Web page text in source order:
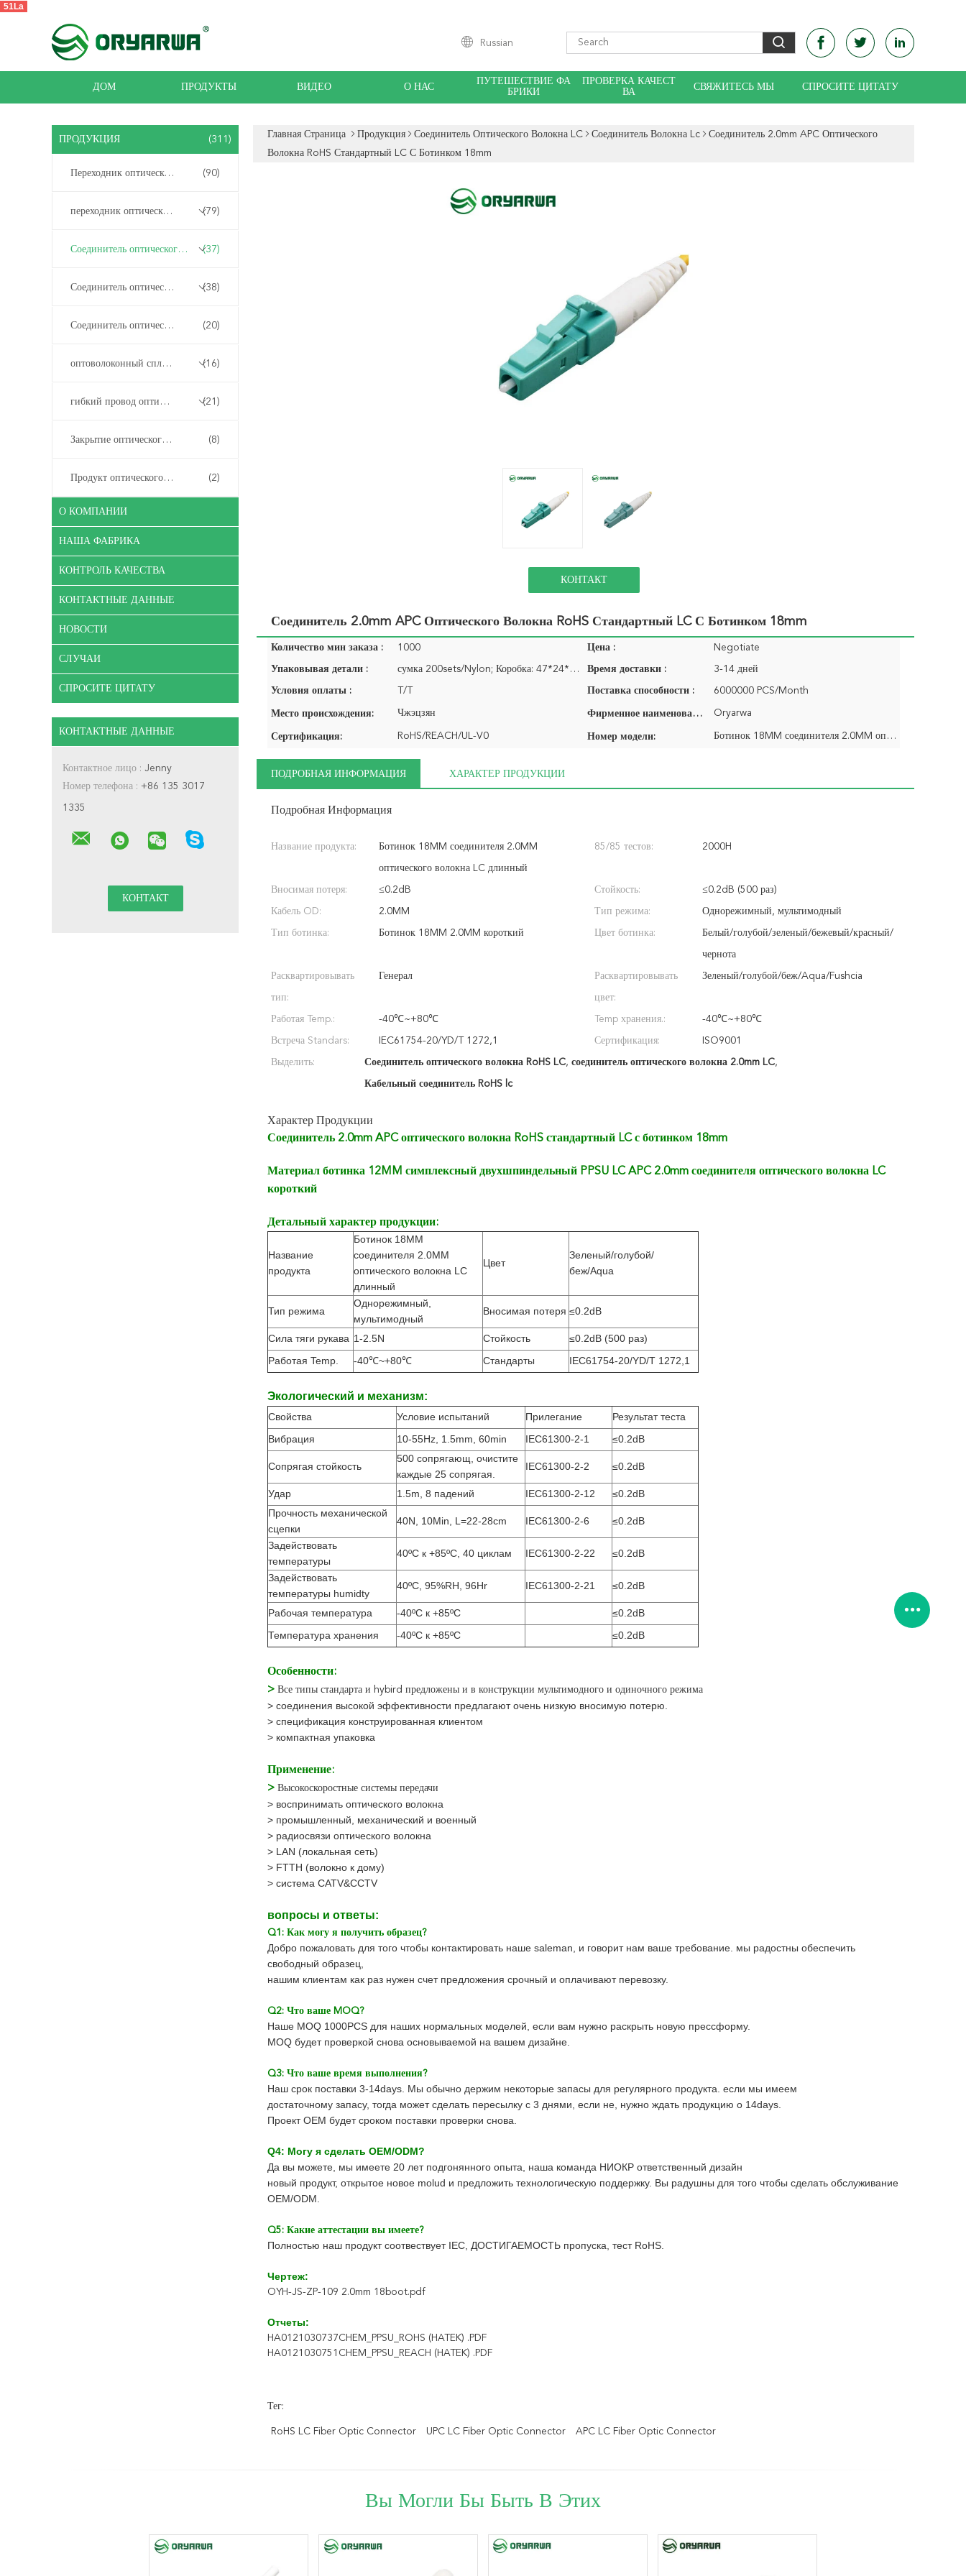
51La
Russian
ДОМ ПРОДУКТЫ ВИДЕО О НАС
ПУТЕШЕСТВИЕ ФА
БРИКИ
ПРОВЕРКА КАЧЕСТ
ВА
СВЯЖИТЕСЬ МЫ СПРОСИТЕ ЦИТАТУ
ПРОДУКЦИЯ (311)
Переходник оптического волокна ЛК (90)
переходник оптического волокна (79)
Соединитель оптического волокна LC (37)
Соединитель оптического волокна (38)
Соединитель оптического волокна быстрый (20)
оптоволоконный сплиттер (16)
гибкий провод оптического волокна (21)
Закрытие оптического волокна (8)
Продукт оптического волокна подгонял (2)
О КОМПАНИИ
НАША ФАБРИКА
КОНТРОЛЬ КАЧЕСТВА
КОНТАКТНЫЕ ДАННЫЕ
НОВОСТИ
СЛУЧАИ
СПРОСИТЕ ЦИТАТУ
КОНТАКТНЫЕ ДАННЫЕ
Контактное лицо : Jenny
Номер телефона : +86 135 3017
1335
Главная Страница Продукция Соединитель Оптического Волокна LC Соединитель Волокна Lc
Соединитель 2.0mm APC Оптического
Волокна RoHS Стандартный LC С Ботинком 18mm
КОНТАКТ
Соединитель 2.0mm APC Оптического Волокна RoHS Стандартный LC С Ботинком 18mm
Количество мин заказа : 1000 Цена : Negotiate
Упаковывая детали : сумка 200sets/Nylon; Коробка: 47*24*34CM Время доставки : 3-14 дней
Условия оплаты : T/T Поставка способности : 6000000 PCS/Month
Место происхождения: Чжэцзян Фирменное наименование: Oryarwa
Сертификация: RoHS/REACH/UL-V0 Номер модели: Ботинок 18MM соединителя 2.0MM оптического волокна LC длинный
ПОДРОБНАЯ ИНФОРМАЦИЯ ХАРАКТЕР ПРОДУКЦИИ
Подробная Информация
Название продукта: Ботинок 18MM соединителя 2.0MM
оптического волокна LC длинный
85/85 тестов: 2000H
Вносимая потеря: ≤0.2dB Стойкость: ≤0.2dB (500 раз)
Кабель OD: 2.0MM Тип режима: Однорежимный, мультимодный
Тип ботинка: Ботинок 18MM 2.0MM короткий Цвет ботинка: Белый/голубой/зеленый/бежевый/красный/
чернота
Расквартировывать
тип:
Генерал Расквартировывать
цвет:
Зеленый/голубой/беж/Aqua/Fushcia
Работая Temp.: -40℃~+80℃ Temp хранения.: -40℃~+80℃
Встреча Standars: IEC61754-20/YD/T 1272,1 Сертификация: ISO9001
Выделить: Соединитель оптического волокна RoHS LC, соединитель оптического волокна 2.0mm LC,
Кабельный соединитель RoHS lc
Характер Продукции
Соединитель 2.0mm APC оптического волокна RoHS стандартный LC с ботинком 18mm
Материал ботинка 12MM симплексный двухшпиндельный PPSU LC APC 2.0mm соединителя оптического волокна LC
короткий
Детальный характер продукции:
Название
продукта
Ботинок 18MM
соединителя 2.0MM
оптического волокна LC
длинный
Цвет
Зеленый/голубой/
беж/Aqua
Тип режима
Однорежимный,
мультимодный
Вносимая потеря ≤0.2dB
Сила тяги рукава 1-2.5N Стойкость
≤0.2dB (500 раз)
Работая Temp.
-40℃~+80℃ Стандарты IEC61754-20/YD/T 1272,1
Экологический и механизм:
Свойства Условие испытаний Прилегание
Результат теста
Вибрация
10-55Hz, 1.5mm, 60min IEC61300-2-1 ≤0.2dB
Сопрягая стойкость
500 сопрягающ, очистите
каждые 25 сопрягая.
IEC61300-2-2 ≤0.2dB
Удар 1.5m, 8 падений IEC61300-2-12
≤0.2dB
Прочность механической
сцепки
40N, 10Min, L=22-28cm IEC61300-2-6 ≤0.2dB
Задействовать
температуры
40ºC к +85ºC, 40 циклам IEC61300-2-22 ≤0.2dB
Задействовать
температуры humidty
40ºC, 95%RH, 96Hr IEC61300-2-21 ≤0.2dB
Рабочая температура -40ºC к +85ºC
≤0.2dB
Температура хранения
-40ºC к +85ºC ≤0.2dB
Особенности:
> Все типы стандарта и hybird предложены и в конструкции мультимодного и одиночного режима
> соединения высокой эффективности предлагают очень низкую вносимую потерю.
> спецификация конструированная клиентом
> компактная упаковка
Применение:
> Высокоскоростные системы передачи
> воспринимать оптического волокна
> промышленный, механический и военный
> радиосвязи оптического волокна
> LAN (локальная сеть)
> FTTH (волокно к дому)
> система CATV&CCTV
вопросы и ответы:
Q1: Как могу я получить образец?
Добро пожаловать для того чтобы контактировать наше saleman, и говорит нам ваше требование. мы радостны обеспечить
свободный образец,
нашим клиентам как раз нужен счет предложения срочный и оплачивают перевозку.
Q2: Что ваше MOQ?
Наше MOQ 1000PCS для наших нормальных моделей, если вам нужно раскрыть новую прессформу.
MOQ будет проверкой снова основываемой на вашем дизайне.
Q3: Что ваше время выполнения?
Наш срок поставки 3-14days. Мы обычно держим некоторые запасы для регулярного продукта. если мы имеем
достаточному запасу, тогда может сделать пересылку с 3 днями, если не, нужно ждать продукцию о 14days.
Проект OEM будет сроком поставки проверки снова.
Q4: Могу я сделать OEM/ODM?
Да вы можете, мы имеете 20 лет подгонянного опыта, наша команда НИОКР ответственный дизайн
новый продукт, открытое новое molud и предложить технологическую поддержку. Вы радушны для того чтобы сделать обслуживание
OEM/ODM.
Q5: Какие аттестации вы имеете?
Полностью наш продукт соотвествует IEC, ДОСТИГАЕМОСТЬ пропуска, тест RoHS.
Чертеж:
OYH-JS-ZP-109 2.0mm 18boot.pdf
Отчеты:
HA0121030737CHEM_PPSU_ROHS (HATEK) .PDF
HA0121030751CHEM_PPSU_REACH (HATEK) .PDF
Тег:
RoHS LC Fiber Optic Connector UPC LC Fiber Optic Connector APC LC Fiber Optic Connector
Вы Могли Бы Быть В Этих